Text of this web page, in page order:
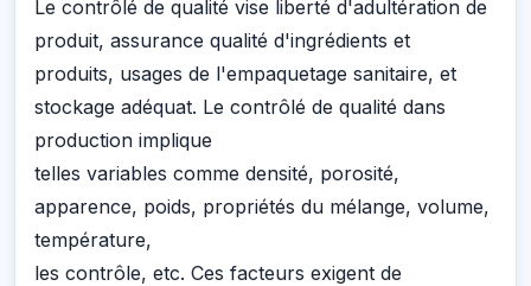
Le contrôlé de qualité vise liberté d'adultération de
produit, assurance qualité d'ingrédients et
produits, usages de l'empaquetage sanitaire, et
stockage adéquat. Le contrôlé de qualité dans
production implique
telles variables comme densité, porosité,
apparence, poids, propriétés du mélange, volume,
température,
les contrôle, etc. Ces facteurs exigent de